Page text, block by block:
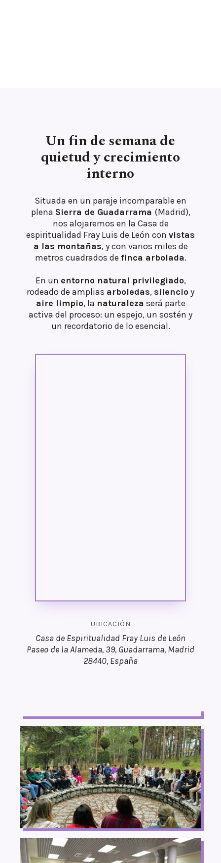
Un fin de semana de
quietud y crecimiento
interno
Situada en un paraje incomparable en
plena Sierra de Guadarrama (Madrid),
nos alojaremos en la Casa de
espiritualidad Fray Luis de León con vistas
a las montañas, y con varios miles de
metros cuadrados de finca arbolada.
En un entorno natural privilegiado,
rodeado de amplias arboledas, silencioy
aire limpio, la naturaleza será parte
activa del proceso: un espejo, un sostén y
un recordatorio de lo esencial.
UBICACIÓN
Casa de Espiritualidad Fray Luis de León
Paseo de la Alameda, 39, Guadarrama, Madrid
28440, España